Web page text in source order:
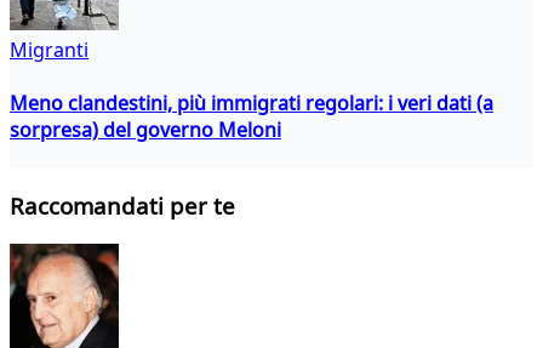
Migranti
Meno clandestini, più immigrati regolari: i veri dati (a
sorpresa) del governo Meloni
Raccomandati per te